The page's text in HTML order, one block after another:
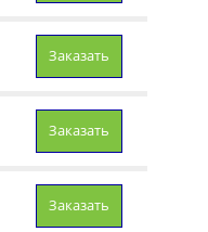
Заказать
Заказать
Заказать